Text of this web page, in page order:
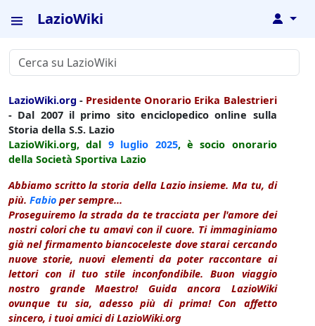
LazioWiki ↓
LazioWiki.org - Presidente Onorario Erika Balestrieri
- Dal 2007 il primo sito enciclopedico online sulla
Storia della S.S. Lazio
LazioWiki.org, dal 9 luglio 2025, è socio onorario
della Società Sportiva Lazio
Abbiamo scritto la storia della Lazio insieme. Ma tu, di
più. Fabio per sempre...
Proseguiremo la strada da te tracciata per l'amore dei
nostri colori che tu amavi con il cuore. Ti immaginiamo
già nel firmamento biancoceleste dove starai cercando
nuove storie, nuovi elementi da poter raccontare ai
lettori con il tuo stile inconfondibile. Buon viaggio
nostro grande Maestro! Guida ancora LazioWiki
ovunque tu sia, adesso più di prima! Con affetto
sincero, i tuoi amici di LazioWiki.org